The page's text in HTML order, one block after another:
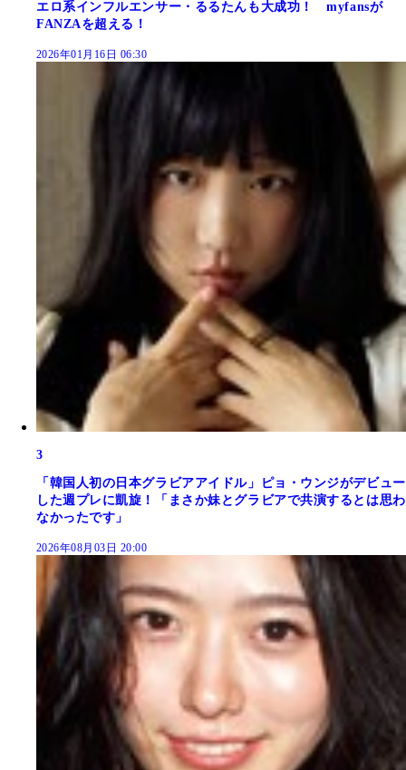
エロ系インフルエンサー・るるたんも大成功！ myfansが
FANZAを超える！
2026年01月16日 06:30
3
「韓国人初の日本グラビアアイドル」ピョ・ウンジがデビュー
した週プレに凱旋！「まさか妹とグラビアで共演するとは思わ
なかったです」
2026年08月03日 20:00